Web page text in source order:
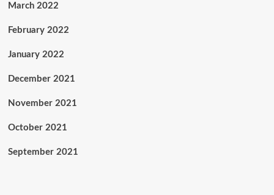
March 2022
February 2022
January 2022
December 2021
November 2021
October 2021
September 2021